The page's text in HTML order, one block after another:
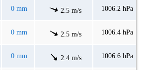
0 mm 2.5 m/s 1006.2 hPa
0 mm 2.5 m/s 1006.4 hPa
0 mm 2.4 m/s 1006.6 hPa